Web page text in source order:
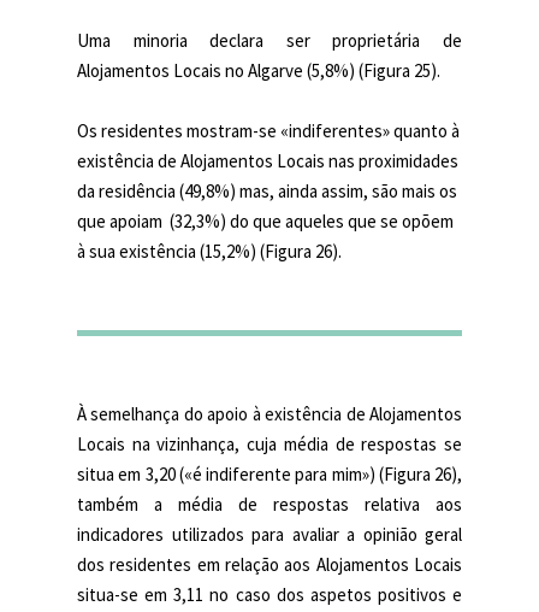
Uma minoria declara ser proprietária de
Alojamentos Locais no Algarve (5,8%) (Figura 25).
Os residentes mostram-se «indiferentes» quanto à
existência de Alojamentos Locais nas proximidades
da residência (49,8%) mas, ainda assim, são mais os
que apoiam (32,3%) do que aqueles que se opõem
à sua existência (15,2%) (Figura 26).
À semelhança do apoio à existência de Alojamentos
Locais na vizinhança, cuja média de respostas se
situa em 3,20 («é indiferente para mim») (Figura 26),
também a média de respostas relativa aos
indicadores utilizados para avaliar a opinião geral
dos residentes em relação aos Alojamentos Locais
situa-se em 3,11 no caso dos aspetos positivos e